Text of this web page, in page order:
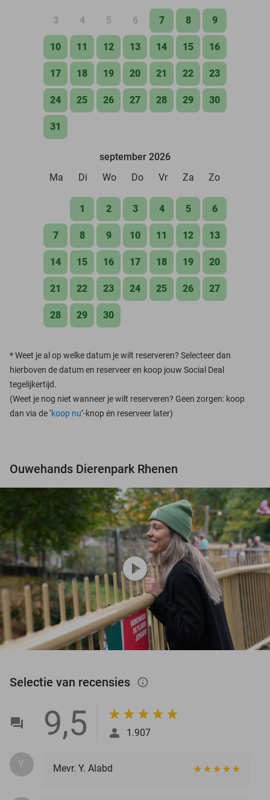
3 4 5 6 7 8 9
10 11 12 13 14 15 16
17 18 19 20 21 22 23
24 25 26 27 28 29 30
31
september 2026
Ma
Di Wo Do Vr Za Zo
1 2 3 4 5 6
7 8 9 10 11 12 13
14 15 16 17 18 19 20
21 22 23 24 25 26 27
28 29 30
*Weet je al op welke datum je wilt reserveren? Selecteer dan
hierboven de datum en reserveer en koop jouw Social Deal
tegelijkertijd.
(Weet je nog niet wanneer je wilt reserveren? Geen zorgen: koop
dan via de ‘koop nu’-knop én reserveer later)
Ouwehands Dierenpark Rhenen
play_circle
Selectie van recensies info_outlined
9,5 1.907
Y. Mevr. Y. Alabd